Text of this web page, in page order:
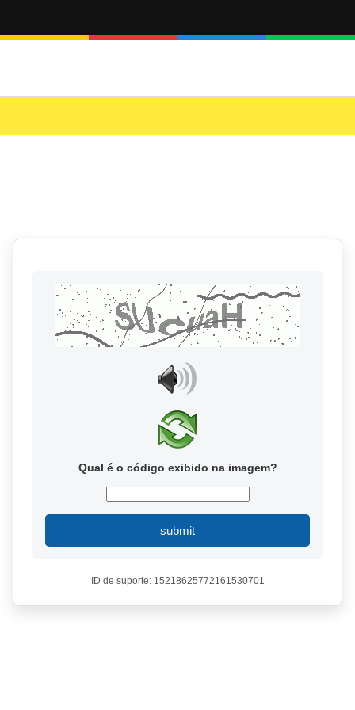
Qual é o código exibido na imagem?
submit
ID de suporte: 15218625772161530701